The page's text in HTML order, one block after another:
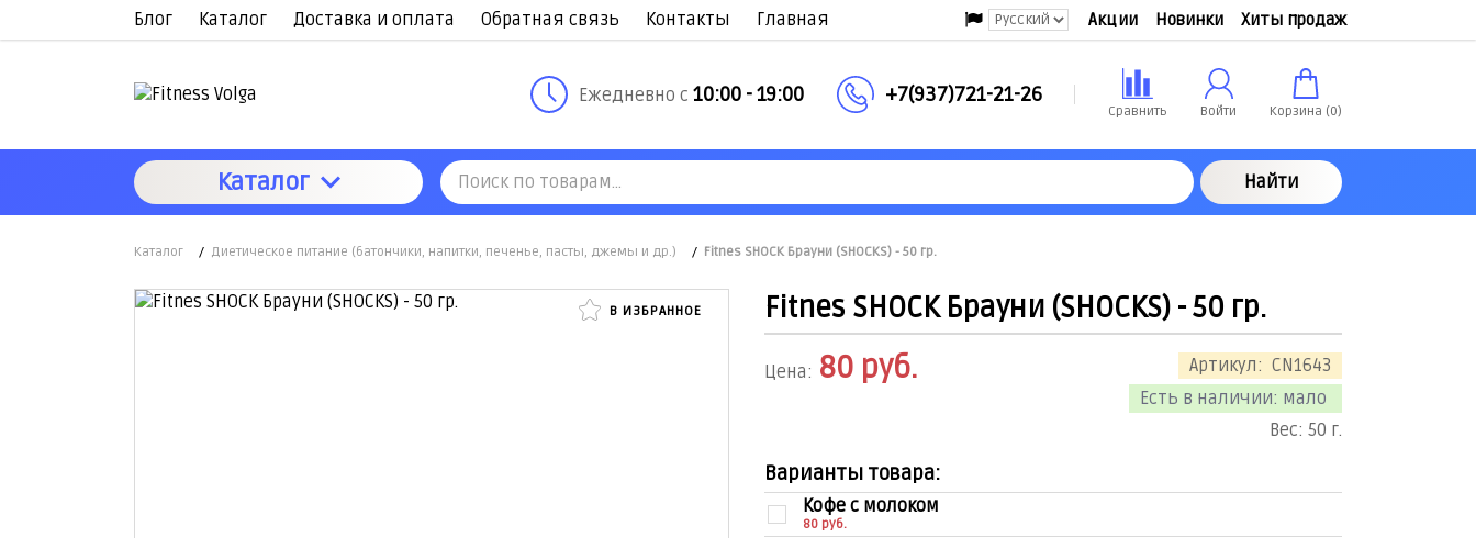
Блог Каталог Доставка и оплата Обратная связь Контакты Главная Акции Новинки Хиты продаж
Ежедневно с 10:00 - 19:00 +7(937)721-21-26
Сравнить Войти Корзина (0)
Каталог Найти
Каталог / Диетическое питание (батончики, напитки, печенье, пасты, джемы и др.) / Fitnes SHOCK Брауни (SHOCKS) - 50 гр.
В ИЗБРАННОЕ Fitnes SHOCK Брауни (SHOCKS) - 50 гр.
Артикул: CN1643
Есть в наличии: мало
Вес: 50 г.
Цена: 80 руб.
Варианты товара:
Кофе с молоком
80 руб.